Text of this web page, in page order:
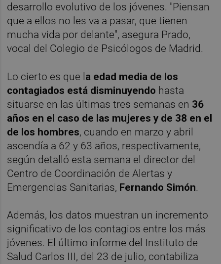
desarrollo evolutivo de los jóvenes. "Piensan
que a ellos no les va a pasar, que tienen
mucha vida por delante", asegura Prado,
vocal del Colegio de Psicólogos de Madrid.
Lo cierto es que l a edad media de los
contagiados está disminuyendo hasta
situarse en las últimas tres semanas en 36
años en el caso de las mujeres y de 38 en el
de los hombres, cuando en marzo y abril
ascendía a 62 y 63 años, respectivamente,
según detalló esta semana el director del
Centro de Coordinación de Alertas y
Emergencias Sanitarias, Fernando Simón.
Además, los datos muestran un incremento
significativo de los contagios entre los más
jóvenes. El último informe del Instituto de
Salud Carlos III, del 23 de julio, contabiliza